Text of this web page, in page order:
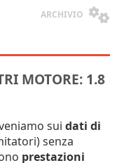
ARCHIVIO
MOTORE: 1.8
sui dati di
senza
prestazioni